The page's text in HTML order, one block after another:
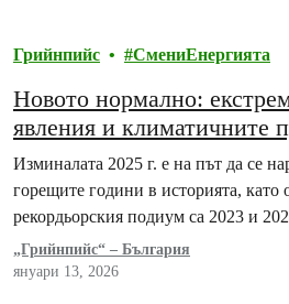
Грийнпийс СмениЕнергията
Новото нормално:
явления и климатичните
Изминалата 2025 г. е на път да се
горещите години в историята, като
рекордьорския подиум са 2023 и
„Грийнпийс“ – България
януари 13, 2026